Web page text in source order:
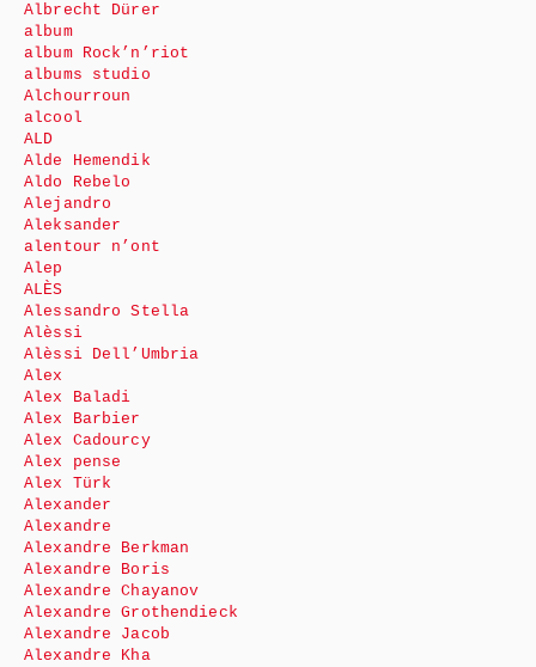
Albrecht Dürer
album
album Rock’n’riot
albums studio
Alchourroun
alcool
ALD
Alde Hemendik
Aldo Rebelo
Alejandro
Aleksander
alentour n’ont
Alep
ALÈS
Alessandro Stella
Alèssi
Alèssi Dell’Umbria
Alex
Alex Baladi
Alex Barbier
Alex Cadourcy
Alex pense
Alex Türk
Alexander
Alexandre
Alexandre Berkman
Alexandre Boris
Alexandre Chayanov
Alexandre Grothendieck
Alexandre Jacob
Alexandre Kha